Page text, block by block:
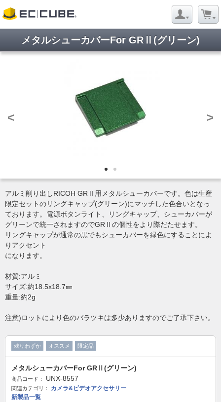
メタルシューカバーFor GRⅡ(グリーン)
< >
アルミ削り出しRICOH GRⅡ用メタルシューカバーです。色は生産
限定セットのリングキャップ(グリーン)にマッチした色合いとなっ
ております。電源ボタンライト、リングキャップ、シューカバーが
グリーンで統一されますのでGRⅡの個性をより際だたせます。
リングキャップが通常の黒でもシューカバーを緑色にすることによ
りアクセント
になります。
材質:アルミ
サイズ:約18.5x18.7㎜
重量:約2g
注意)ロットにより色のバラツキは多少ありますのでご了承下さい。
残りわずか オススメ 限定品
メタルシューカバーFor GRⅡ(グリーン)
商品コード： UNX-8557
関連カテゴリ：
カメラ&ビデオアクセサリー
新製品一覧